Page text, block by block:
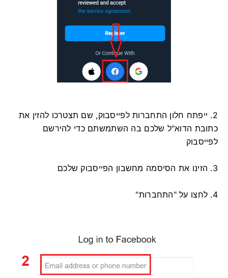
2. ייפתח חלון התחברות לפייסבוק, שם תצטרכו להזין את
כתובת הדוא"ל שלכם בה השתמשתם כדי להירשם
לפייסבוק
3. הזינו את הסיסמה מחשבון הפייסבוק שלכם
4. לחצו על "התחברות"